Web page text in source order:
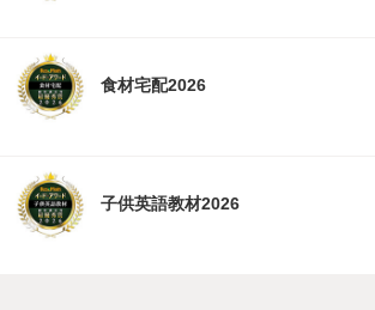
食材宅配2026
子供英語教材2026